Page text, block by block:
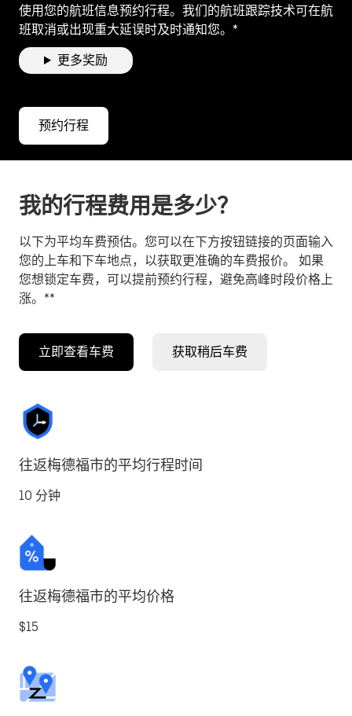
使用您的航班信息预约行程。我们的航班跟踪技术可在航
班取消或出现重大延误时及时通知您。*
更多奖励
预约行程
我的行程费用是多少？
以下为平均车费预估。您可以在下方按钮链接的页面输入
您的上车和下车地点，以获取更准确的车费报价。 如果
您想锁定车费，可以提前预约行程，避免高峰时段价格上
涨。**
立即查看车费 获取稍后车费
往返梅德福市的平均行程时间
10 分钟
往返梅德福市的平均价格
$15